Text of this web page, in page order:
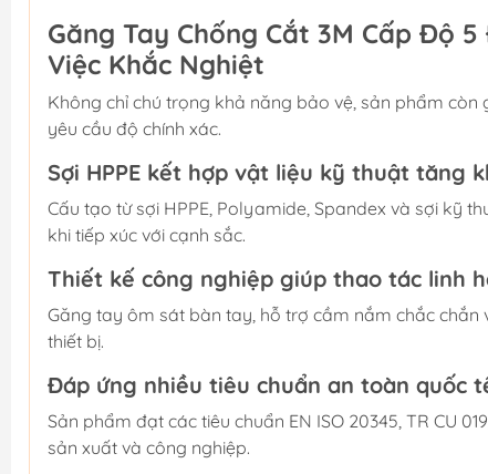
Găng Tay Chống Cắt 3M Cấp Độ
Việc Khắc Nghiệt
Không chỉ chú trọng khả năng bảo vệ, sản phẩm
yêu cầu độ chính xác.
Sợi HPPE kết hợp vật liệu kỹ thuật tăng
Cấu tạo từ sợi HPPE, Polyamide, Spandex và sợi kỹ
khi tiếp xúc với cạnh sắc.
Thiết kế công nghiệp giúp thao tác linh
Găng tay ôm sát bàn tay, hỗ trợ cầm nắm chắc
thiết bị.
Đáp ứng nhiều tiêu chuẩn an toàn quốc
Sản phẩm đạt các tiêu chuẩn EN ISO 20345, TR CU
sản xuất và công nghiệp.